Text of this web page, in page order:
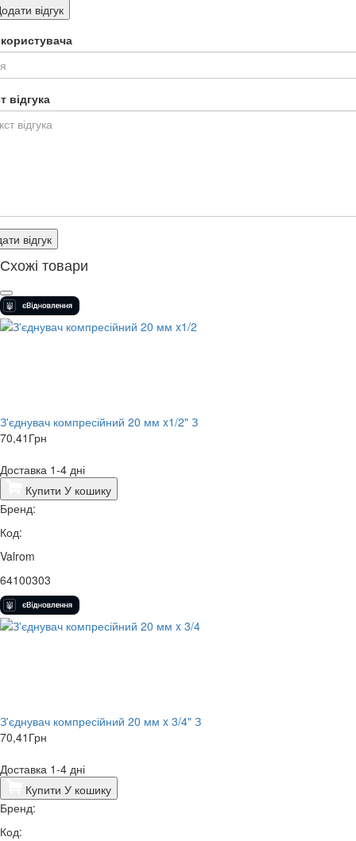
відгук
відгука
відгук
Схожі товари
З'єднувач компресійний 20 мм x1/2" З
70,41 Грн
Доставка 1-4 дні
Купити У кошику
Бренд:
Код:
Valrom
64100303
З'єднувач компресійний 20 мм x 3/4" З
70,41 Грн
Доставка 1-4 дні
Купити У кошику
Бренд:
Код: